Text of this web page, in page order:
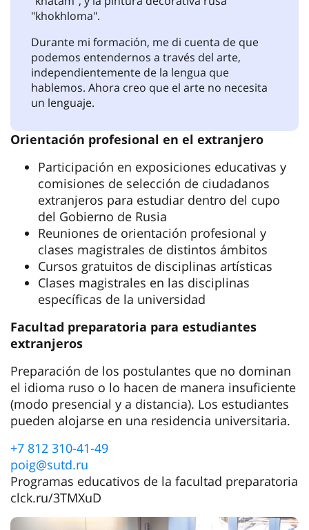
"khokhloma".
Durante mi formación, me di cuenta de que
podemos entendernos a través del arte,
independientemente de la lengua que
hablemos. Ahora creo que el arte no necesita
un lenguaje.
Orientación profesional en el extranjero
Participación en exposiciones educativas y
comisiones de selección de ciudadanos
extranjeros para estudiar dentro del cupo
del Gobierno de Rusia
Reuniones de orientación profesional y
clases magistrales de distintos ámbitos
Cursos gratuitos de disciplinas artísticas
Clases magistrales en las disciplinas
específicas de la universidad
Facultad preparatoria para estudiantes
extranjeros
Preparación de los postulantes que no dominan
el idioma ruso o lo hacen de manera insuficiente
(modo presencial y a distancia). Los estudiantes
pueden alojarse en una residencia universitaria.
+7 812 310-41-49
poig@sutd.ru
Programas educativos de la facultad preparatoria
clck.ru/3TMXuD